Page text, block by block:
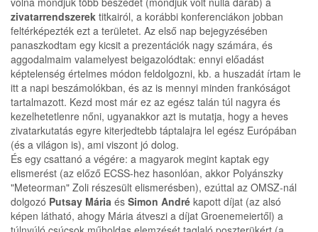
zivatarrendszerek titkairól, a korábbi konferenciákon jobban
feltérképezték ezt a területet. Az első nap bejegyzésében
panaszkodtam egy kicsit a prezentációk nagy számára, és
aggodalmaim valamelyest beigazolódtak: ennyi előadást
képtelenség értelmes módon feldolgozni, kb. a huszadát írtam le
itt a napi beszámolókban, és az is mennyi minden frankóságot
tartalmazott. Kezd most már ez az egész talán túl nagyra és
kezelhetetlenre nőni, ugyanakkor azt is mutatja, hogy a heves
zivatarkutatás egyre kiterjedtebb táptalajra lel egész Európában
(és a világon is), ami viszont jó dolog.
És egy csattanó a végére: a magyarok megint kaptak egy
elismerést (az előző ECSS-hez hasonlóan, akkor Polyánszky
"Meteorman" Zoli részesült elismerésben), ezúttal az OMSZ-nál
dolgozó Putsay Mária és Simon André kapott díjat (az alsó
képen látható, ahogy Mária átveszi a díjat Groenemeiertől) a